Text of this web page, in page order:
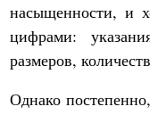
насыщенности, и
цифрами:
размеров,
Однако